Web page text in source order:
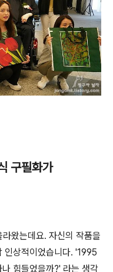
구필화가
왔는데요. 자신의 작품을
인상적이었습니다. '1995
힘들었을까?' 라는 생각